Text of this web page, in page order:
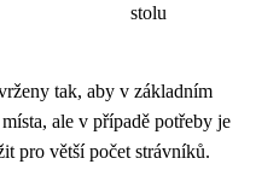
stolu
tak, aby v základním
ale v případě potřeby je
pro větší počet strávníků.